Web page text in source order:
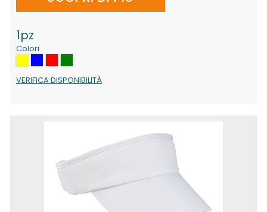
1pz
Colori
VERIFICA DISPONIBILITÀ